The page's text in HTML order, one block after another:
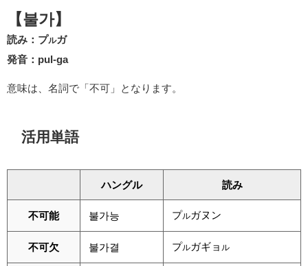
【불가】
読み：プルガ
発音：pul-ga
意味は、名詞で「不可」となります。
活用単語
ハングル 読み
不可能 불가능 プルガヌン
不可欠 불가결 プルガギョ ル